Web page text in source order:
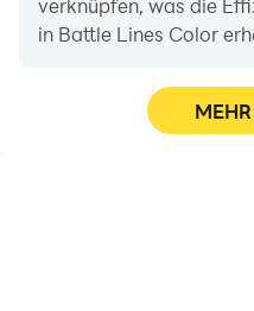
verknüpfen, was die
in Battle Lines Color